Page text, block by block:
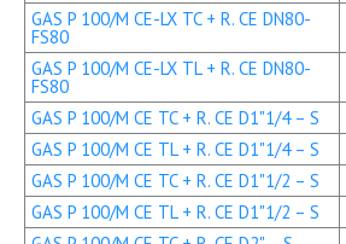
GAS P 100/M CE-LX TC + R. CE DN80-
FS80
GAS P 100/M CE-LX TL + R. CE DN80-
FS80
GAS P 100/M CE TC + R. CE D1"1/4 – S
GAS P 100/M CE TL + R. CE D1"1/4 – S
GAS P 100/M CE TC + R. CE D1"1/2 – S
GAS P 100/M CE TL + R. CE D1"1/2 – S